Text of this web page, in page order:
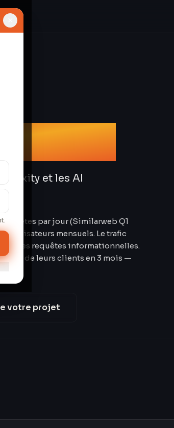
IA
et les AI
par jour (Similarweb Q1
mensuels. Le trafic
sur les requêtes informationnelles.
IA de leurs clients en 3 mois —
votre projet